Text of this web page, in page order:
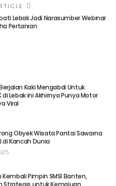
Lebak Jadi Narasumber Webinar
Pertanian
Kaki Mengabdi Untuk
di Lebak ini Akhirnya Punya Motor
Viral
Obyek Wisata Pantai Sawarna
di Kancah Dunia
Pimpin SMSI Banten,
Strategis untuk Kemajuan